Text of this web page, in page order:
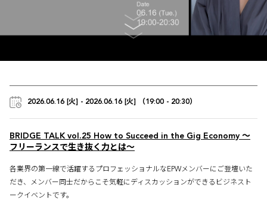
2026.06.16 [火] - 2026.06.16 [火] （19:00 - 20:30）
BRIDGE TALK vol.25 How to Succeed in the Gig Economy 〜
フリーランスで生き抜く力とは〜
各業界の第一線で活躍するプロフェッショナルなEPWメンバーにご登壇いた
だき、メンバー同士だからこそ気軽にディスカッションができるビジネスト
ークイベントです。